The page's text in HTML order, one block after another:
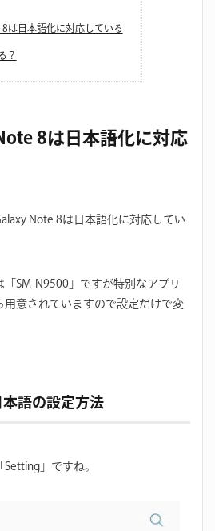
8は日本語化に対応している
？
8は日本語化に対応
Note 8は日本語化に対応してい
「SM-N9500」ですが特別なアプリ
用意されていますので設定だけで変
語の設定方法
」ですね。